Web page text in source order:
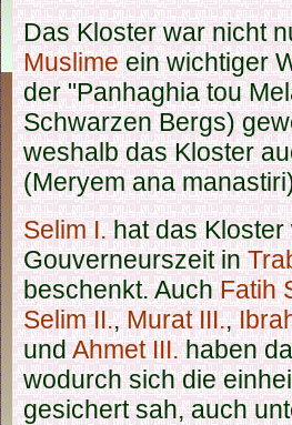
Das Kloster war nicht
Muslimeein wichtiger
der "Panhaghia tou
Schwarzen Bergs)
weshalb das Kloster
(Meryem ana
Selim I.hat das Kloster
Gouverneurszeit in
beschenkt. AuchFatih
Selim II.,Murat III.,
undAhmet III.haben
wodurch sich die
gesichert sah, auch